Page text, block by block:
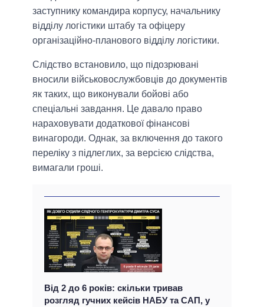
заступнику командира корпусу, начальнику
відділу логістики штабу та офіцеру
організаційно-планового відділу логістики.
Слідство встановило, що підозрювані
вносили військовослужбовців до документів
як таких, що виконували бойові або
спеціальні завдання. Це давало право
нараховувати додаткової фінансові
винагороди. Однак, за включення до такого
переліку з підлеглих, за версією слідства,
вимагали гроші.
Від 2 до 6 років: скільки тривав
розгляд гучних кейсів НАБУ та САП, у